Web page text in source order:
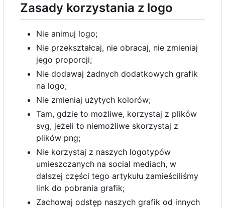
Zasady korzystania z logo
Nie animuj logo;
Nie przekształcaj, nie obracaj, nie zmieniaj
jego proporcji;
Nie dodawaj żadnych dodatkowych grafik
na logo;
Nie zmieniaj użytych kolorów;
Tam, gdzie to możliwe, korzystaj z plików
svg, jeżeli to niemożliwe skorzystaj z
plików png;
Nie korzystaj z naszych logotypów
umieszczanych na social mediach, w
dalszej części tego artykułu zamieściliśmy
link do pobrania grafik;
Zachowaj odstęp naszych grafik od innych